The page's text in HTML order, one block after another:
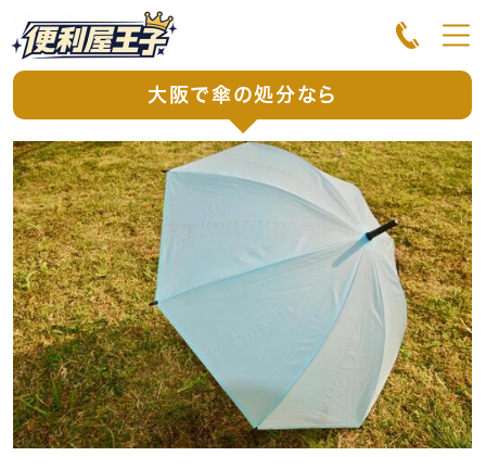
大阪で傘の処分なら